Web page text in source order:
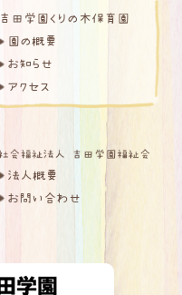
吉田学園くりの木保育園
園の概要
お知らせ
アクセス
法人概要
お問い合わせ